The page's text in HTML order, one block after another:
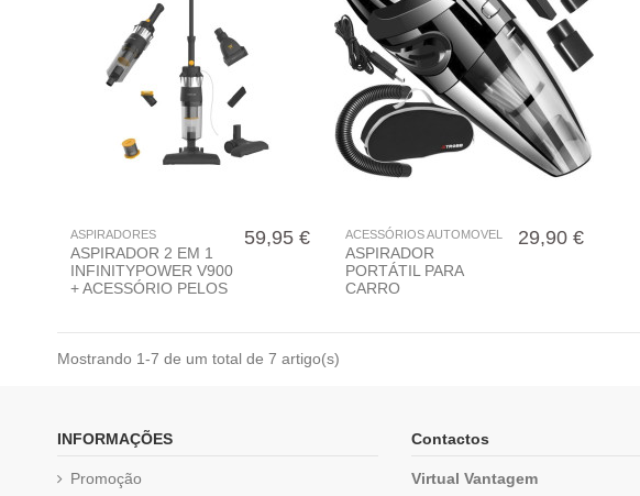
ASPIRADORES
ASPIRADOR 2 EM 1
INFINITYPOWER V900
+ ACESSÓRIO PELOS
59,95 € ACESSÓRIOS AUTOMOVEL
ASPIRADOR
PORTÁTIL PARA
CARRO
29,90 €
Mostrando 1-7 de um total de 7 artigo(s)
INFORMAÇÕES
Promoção
Contactos
Virtual Vantagem